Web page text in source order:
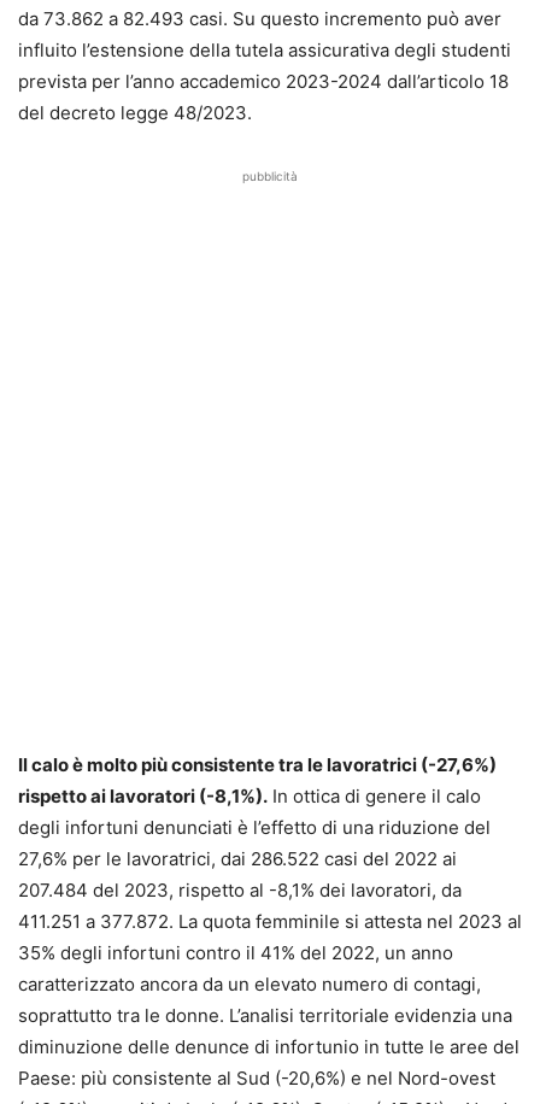
da 73.862 a 82.493 casi. Su questo incremento può aver
influito l’estensione della tutela assicurativa degli studenti
prevista per l’anno accademico 2023-2024 dall’articolo 18
del decreto legge 48/2023.
pubblicità
Il calo è molto più consistente tra le lavoratrici (-27,6%)
rispetto ai lavoratori (-8,1%). In ottica di genere il calo
degli infortuni denunciati è l’effetto di una riduzione del
27,6% per le lavoratrici, dai 286.522 casi del 2022 ai
207.484 del 2023, rispetto al -8,1% dei lavoratori, da
411.251 a 377.872. La quota femminile si attesta nel 2023 al
35% degli infortuni contro il 41% del 2022, un anno
caratterizzato ancora da un elevato numero di contagi,
soprattutto tra le donne. L’analisi territoriale evidenzia una
diminuzione delle denunce di infortunio in tutte le aree del
Paese: più consistente al Sud (-20,6%) e nel Nord-ovest